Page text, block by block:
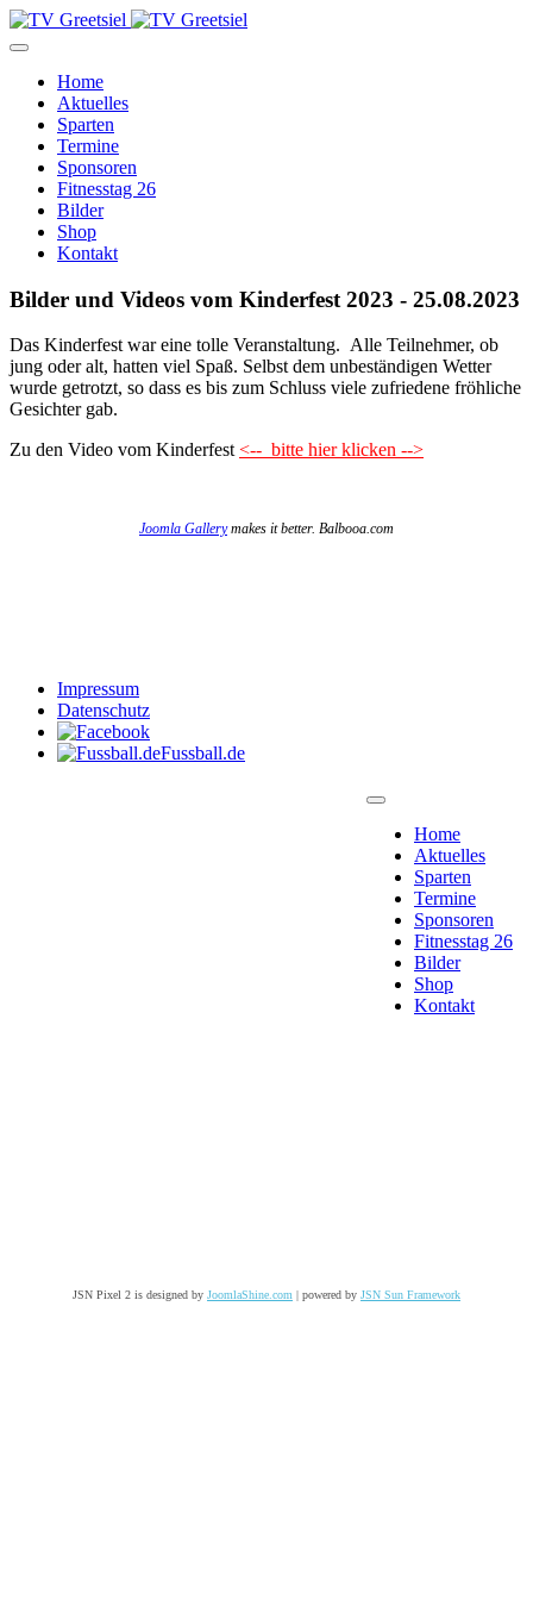
Home
Aktuelles
Sparten
Termine
Sponsoren
Fitnesstag 26
Bilder
Shop
Kontakt
Bilder und Videos vom Kinderfest 2023 - 25.08.2023
Das Kinderfest war eine tolle Veranstaltung. Alle Teilnehmer, ob
jung oder alt, hatten viel Spaß. Selbst dem unbeständigen Wetter
wurde getrotzt, so dass es bis zum Schluss viele zufriedene fröhliche
Gesichter gab.
Zu den Video vom Kinderfest<-- bitte hier klicken -->
Joomla Gallerymakes it better. Balbooa.com
Impressum
Datenschutz
Fussball.de
Home
Aktuelles
Sparten
Termine
Sponsoren
Fitnesstag 26
Bilder
Shop
Kontakt
JSN Pixel 2 is designed by JoomlaShine.com | powered by JSN Sun Framework